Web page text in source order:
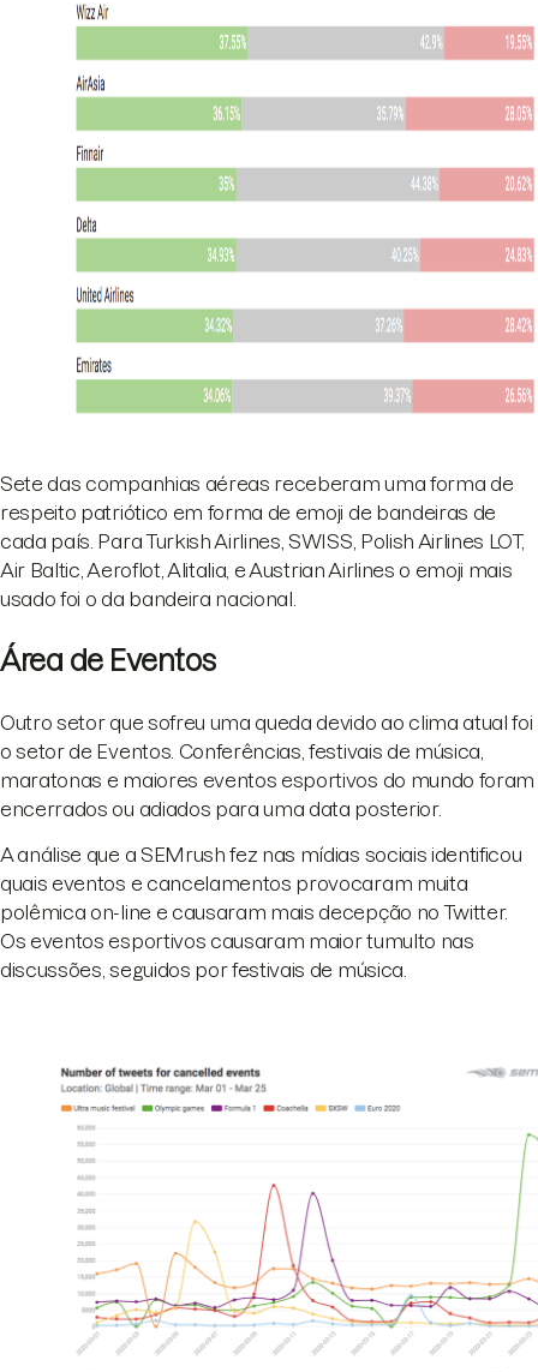
Sete das companhias aéreas receberam uma forma de
respeito patriótico em forma de emoji de bandeiras de
cada país. Para Turkish Airlines, SWISS, Polish Airlines LOT,
Air Baltic, Aeroflot, Alitalia, e Austrian Airlines o emoji mais
usado foi o da bandeira nacional.
Área de Eventos
Outro setor que sofreu uma queda devido ao clima atual foi
o setor de Eventos. Conferências, festivais de música,
maratonas e maiores eventos esportivos do mundo foram
encerrados ou adiados para uma data posterior.
A análise que a SEMrush fez nas mídias sociais identificou
quais eventos e cancelamentos provocaram muita
polêmica on-line e causaram mais decepção no Twitter.
Os eventos esportivos causaram maior tumulto nas
discussões, seguidos por festivais de música.